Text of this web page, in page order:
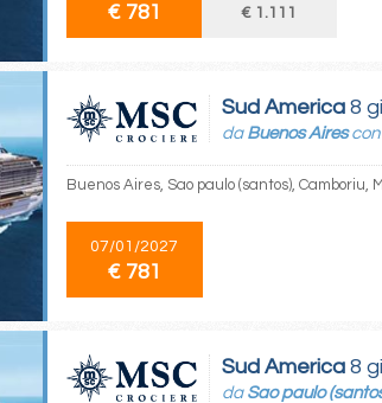
€ 781
€ 1.111
Sud America 8
da Buenos Airescon
Buenos Aires, Sao paulo (santos), Camboriu,
07/01/2027
€ 781
Sud America 8
da Sao paulo